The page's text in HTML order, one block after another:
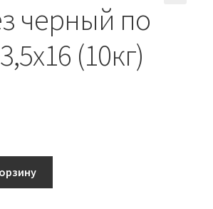
черный по
(10кг)